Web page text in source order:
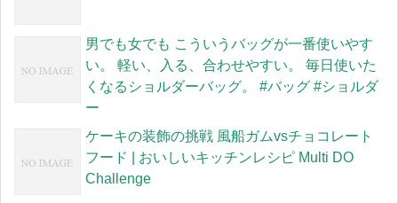
男でも女でも こういうバッグが一番使いやす
い。 軽い、入る、合わせやすい。 毎日使いた
くなるショルダーバッグ。 #バッグ #ショルダ
ー
ケーキの装飾の挑戦 風船ガムvsチョコレート
フード | おいしいキッチンレシピ Multi DO
Challenge